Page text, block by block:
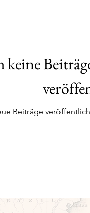
Beiträge